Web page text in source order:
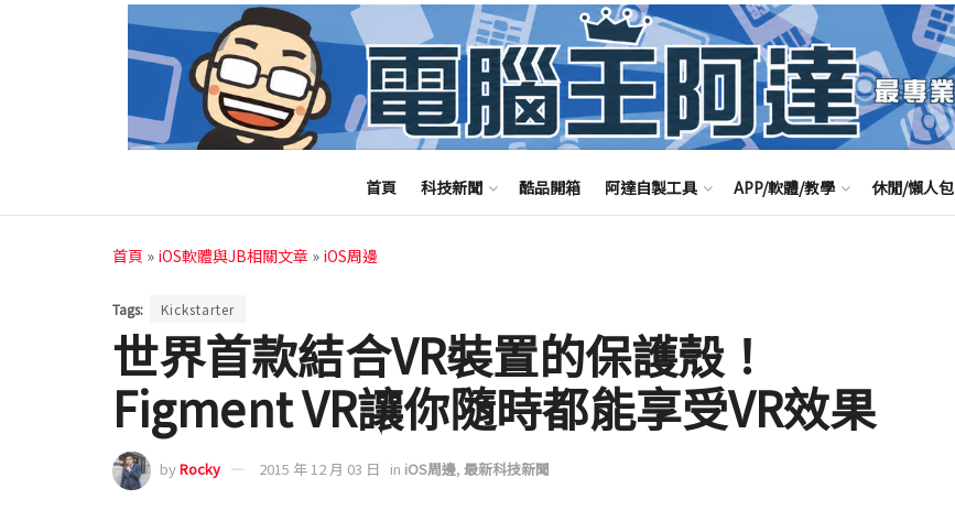
首頁 科技新聞 酷品開箱 阿達自製工具 APP/軟體/教學 休閒/懶人包
首頁 » iOS軟體與JB相關文章 » iOS周邊
Tags: Kickstarter
世界首款結合VR裝置的保護殼！
Figment VR讓你隨時都能享受VR效果
byRocky 2015 年 12 月 03 日 in iOS周邊, 最新科技新聞